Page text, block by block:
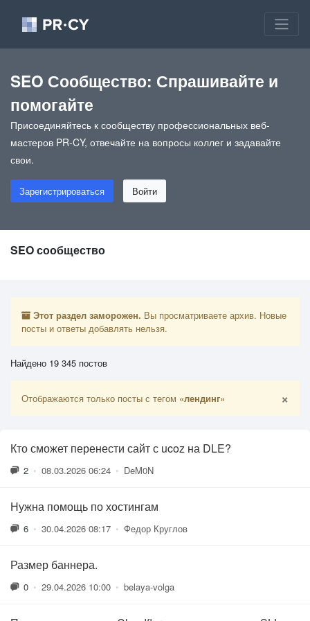
SEO Сообщество: Спрашивайте и
помогайте
Присоединяйтесь к сообществу профессиональных веб-
мастеров PR-CY, отвечайте на вопросы коллег и задавайте
свои.
Зарегистрироваться Войти
SEO сообщество
Этот раздел заморожен. Вы просматриваете архив. Новые
посты и ответы добавлять нельзя.
Найдено 19 345 постов
Отображаются только посты с тегом «лендинг» ×
Кто сможет перенести сайт с ucoz на DLE?
2 • 08.03.2026 06:24 • DeM0N
Нужна помощь по хостингам
6 • 30.04.2026 08:17 • Федор Круглов
Размер баннера.
0 • 29.04.2026 10:00 • belaya-volga